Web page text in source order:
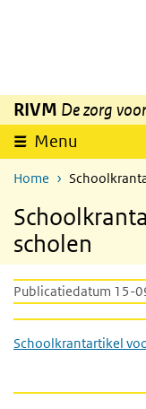
Overslaan en naar de
RIVM De zorg
Menu
Home
scholen
Publicatiedatum 15-
Schoolkrantartikel